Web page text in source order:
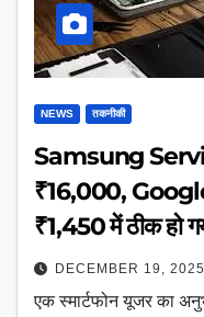
NEWS तकनीकी
Samsung
₹16,000,
₹1,450 में ठीक हो
DECEMBER 19, 2025
एक स्मार्टफोन यूजर का